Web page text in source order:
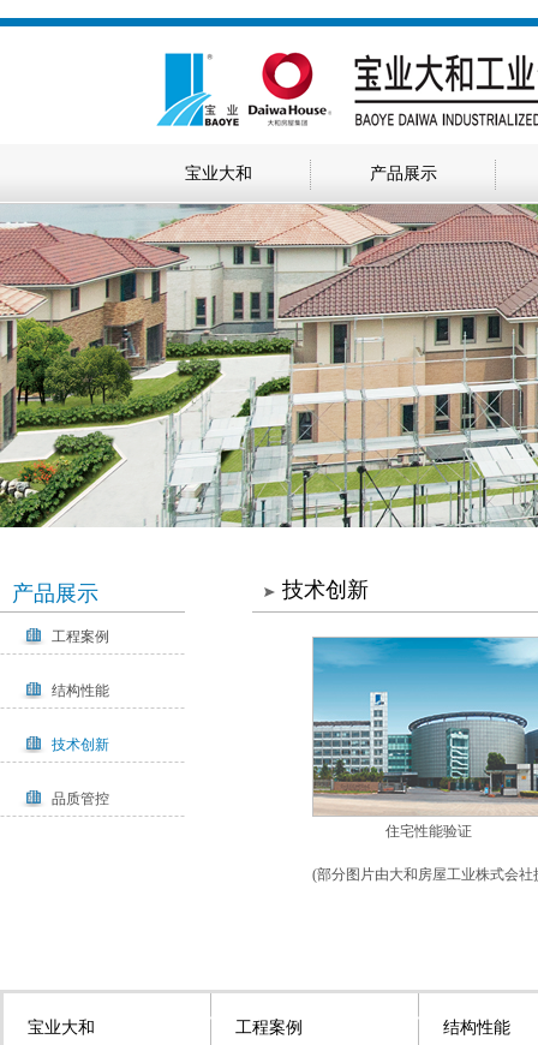
宝业大和 产品展示
产品展示
工程案例
结构性能
技术创新
品质管控
技术创新
住宅性能验证
(部分图片由大和房屋工业株式会社
宝业大和 工程案例 结构性能